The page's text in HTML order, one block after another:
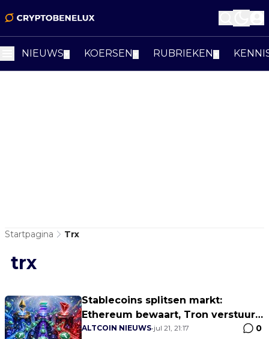
NIEUWS KOERSEN RUBRIEKEN
Startpagina Trx
trx
Stablecoins splitsen markt:
Ethereum bewaart, Tron verstuurt,
Solana groeit
ALTCOIN NIEUWS•jul 21, 21:17 0